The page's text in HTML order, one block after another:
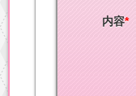
内容*